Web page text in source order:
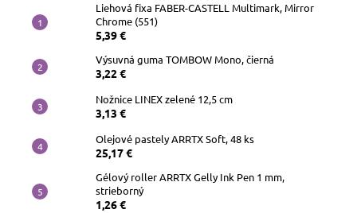
Liehová fixa FABER-CASTELL Multimark, Mirror
Chrome (551)
5,39 €
Výsuvná guma TOMBOW Mono, čierná
3,22 €
Nožnice LINEX zelené 12,5 cm
3,13 €
Olejové pastely ARRTX Soft, 48 ks
25,17 €
Gélový roller ARRTX Gelly Ink Pen 1 mm,
strieborný
1,26 €